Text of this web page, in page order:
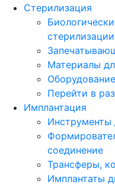
Стерилизация
стерилизации
Материалы
Перейти в
Имплантация
Инструменты
соединение
Трансферы,
Имплантаты